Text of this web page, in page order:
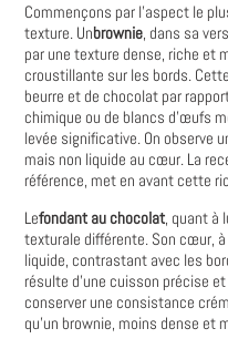
Commençons par l'aspect le
texture. Unbrownie, dans sa
par une texture dense, riche et
croustillante sur les bords.
beurre et de chocolat par
chimique ou de blancs d'œufs
levée significative. On observe
mais non liquide au cœur. La
référence, met en avant cette
Lefondant au chocolat, quant à
texturale différente. Son cœur,
liquide, contrastant avec les
résulte d'une cuisson précise
conserver une consistance
qu'un brownie, moins dense et